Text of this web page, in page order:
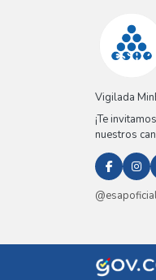
Vigilada
¡Te
nuestros